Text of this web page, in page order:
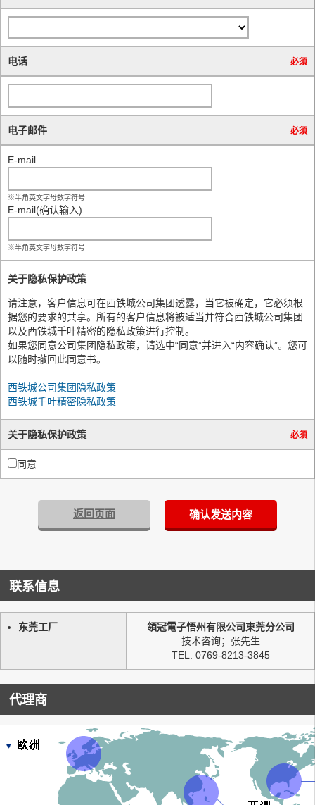
电话 必須
电子邮件 必須
E-mail
※半角英文字母数字符号
E-mail(确认输入)
※半角英文字母数字符号
关于隐私保护政策
请注意，客户信息可在西铁城公司集团透露，当它被确定，它必须根
据您的要求的共享。所有的客户信息将被适当并符合西铁城公司集团
以及西铁城千叶精密的隐私政策进行控制。
如果您同意公司集团隐私政策，请选中“同意”并进入“内容确认”。您可
以随时撤回此同意书。
西铁城公司集团隐私政策
西铁城千叶精密隐私政策
关于隐私保护政策 必須
同意
返回页面 确认发送内容
联系信息
东莞工厂
領冠電子悟州有限公司東莞分公司
技术咨询；张先生
TEL: 0769-8213-3845
代理商